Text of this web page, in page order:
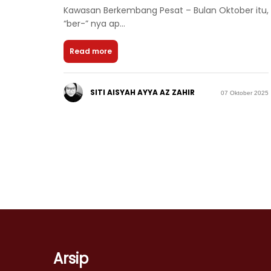
Kawasan Berkembang Pesat – Bulan Oktober itu,
“ber-” nya ap...
Read more
SITI AISYAH AYYA AZ ZAHIR 07 Oktober 2025
Arsip